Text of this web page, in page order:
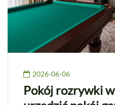
2026-06-06
Pokój rozrywki